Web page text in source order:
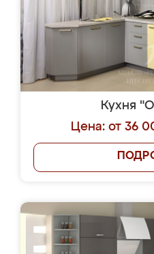
Кухня
Цена: от 36